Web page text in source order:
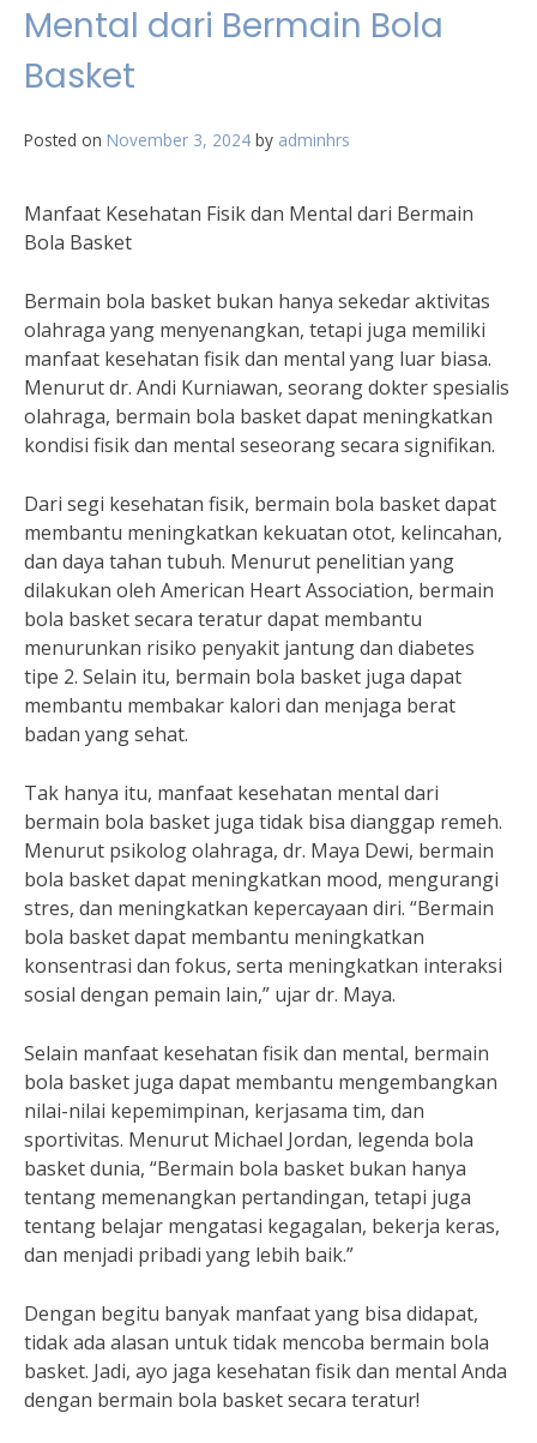
Mental dari Bermain Bola
Basket
Posted on November 3, 2024 by adminhrs
Manfaat Kesehatan Fisik dan Mental dari Bermain
Bola Basket
Bermain bola basket bukan hanya sekedar aktivitas
olahraga yang menyenangkan, tetapi juga memiliki
manfaat kesehatan fisik dan mental yang luar biasa.
Menurut dr. Andi Kurniawan, seorang dokter spesialis
olahraga, bermain bola basket dapat meningkatkan
kondisi fisik dan mental seseorang secara signifikan.
Dari segi kesehatan fisik, bermain bola basket dapat
membantu meningkatkan kekuatan otot, kelincahan,
dan daya tahan tubuh. Menurut penelitian yang
dilakukan oleh American Heart Association, bermain
bola basket secara teratur dapat membantu
menurunkan risiko penyakit jantung dan diabetes
tipe 2. Selain itu, bermain bola basket juga dapat
membantu membakar kalori dan menjaga berat
badan yang sehat.
Tak hanya itu, manfaat kesehatan mental dari
bermain bola basket juga tidak bisa dianggap remeh.
Menurut psikolog olahraga, dr. Maya Dewi, bermain
bola basket dapat meningkatkan mood, mengurangi
stres, dan meningkatkan kepercayaan diri. “Bermain
bola basket dapat membantu meningkatkan
konsentrasi dan fokus, serta meningkatkan interaksi
sosial dengan pemain lain,” ujar dr. Maya.
Selain manfaat kesehatan fisik dan mental, bermain
bola basket juga dapat membantu mengembangkan
nilai-nilai kepemimpinan, kerjasama tim, dan
sportivitas. Menurut Michael Jordan, legenda bola
basket dunia, “Bermain bola basket bukan hanya
tentang memenangkan pertandingan, tetapi juga
tentang belajar mengatasi kegagalan, bekerja keras,
dan menjadi pribadi yang lebih baik.”
Dengan begitu banyak manfaat yang bisa didapat,
tidak ada alasan untuk tidak mencoba bermain bola
basket. Jadi, ayo jaga kesehatan fisik dan mental Anda
dengan bermain bola basket secara teratur!